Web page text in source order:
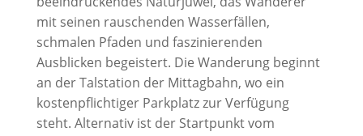
mit seinen rauschenden Wasserfällen,
schmalen Pfaden und faszinierenden
Ausblicken begeistert. Die Wanderung beginnt
an der Talstation der Mittagbahn, wo ein
kostenpflichtiger Parkplatz zur Verfügung
steht. Alternativ ist der Startpunkt vom